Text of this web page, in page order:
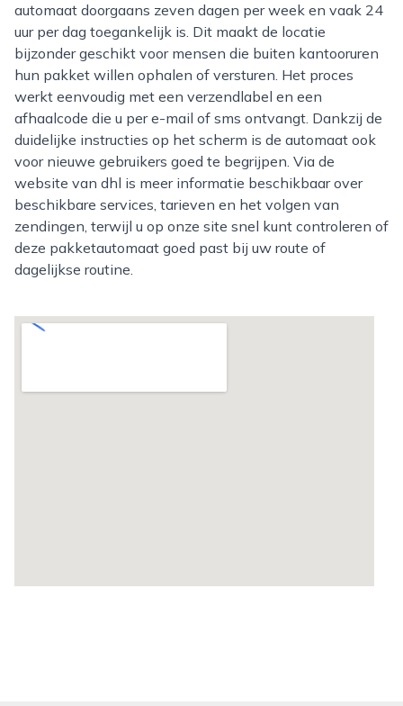
automaat doorgaans zeven dagen per week en vaak 24
uur per dag toegankelijk is. Dit maakt de locatie
bijzonder geschikt voor mensen die buiten kantooruren
hun pakket willen ophalen of versturen. Het proces
werkt eenvoudig met een verzendlabel en een
afhaalcode die u per e-mail of sms ontvangt. Dankzij de
duidelijke instructies op het scherm is de automaat ook
voor nieuwe gebruikers goed te begrijpen. Via de
website van dhl is meer informatie beschikbaar over
beschikbare services, tarieven en het volgen van
zendingen, terwijl u op onze site snel kunt controleren of
deze pakketautomaat goed past bij uw route of
dagelijkse routine.